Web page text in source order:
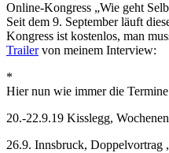
Online-Kongress „Wie geht
Seit dem 9. September läuft
Kongress ist kostenlos, man
Trailervon meinem Interview:
*
Hier nun wie immer die
20.-22.9.19 Kisslegg,
26.9. Innsbruck, Doppelvortrag